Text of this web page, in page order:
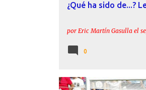
¿Qué ha sido de...?
por Eric Martín Gasulla el
0